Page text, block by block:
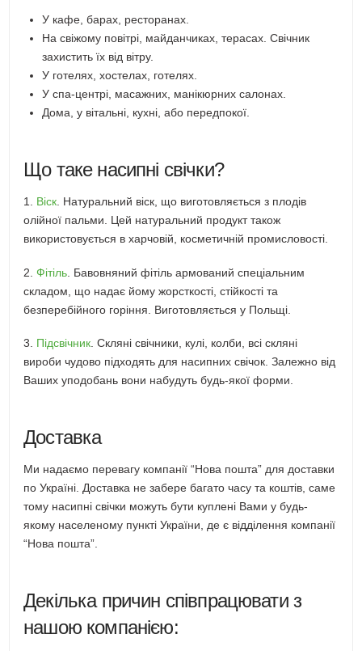
У кафе, барах, ресторанах.
На свіжому повітрі, майданчиках, терасах. Свічник
захистить їх від вітру.
У готелях, хостелах, готелях.
У спа-центрі, масажних, манікюрних салонах.
Дома, у вітальні, кухні, або передпокої.
Що таке насипні свічки?
1. Віск . Натуральний віск, що виготовляється з плодів
олійної пальми. Цей натуральний продукт також
використовується в харчовій, косметичній промисловості.
2.Фітіль . Бавовняний фітіль армований спеціальним
складом, що надає йому жорсткості, стійкості та
безперебійного горіння. Виготовляється у Польщі.
3. Підсвічник . Скляні свічники, кулі, колби, всі скляні
вироби чудово підходять для насипних свічок. Залежно від
Ваших уподобань вони набудуть будь-якої форми.
Доставка
Ми надаємо перевагу компанії “Нова пошта” для доставки
по Україні. Доставка не забере багато часу та коштів, саме
тому насипні свічки можуть бути куплені Вами у будь-
якому населеному пункті України, де є відділення компанії
“Нова пошта”.
Декілька причин співпрацювати з
нашою компанією: